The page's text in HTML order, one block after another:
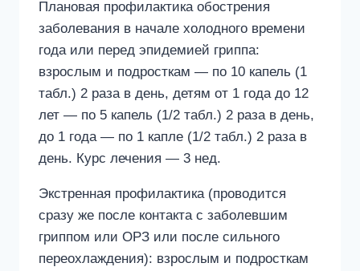
Плановая профилактика обострения
заболевания в начале холодного времени
года или перед эпидемией гриппа:
взрослым и подросткам — по 10 капель (1
табл.) 2 раза в день, детям от 1 года до 12
лет — по 5 капель (1/2 табл.) 2 раза в день,
до 1 года — по 1 капле (1/2 табл.) 2 раза в
день. Курс лечения — 3 нед.
Экстренная профилактика (проводится
сразу же после контакта с заболевшим
гриппом или ОРЗ или после сильного
переохлаждения): взрослым и подросткам